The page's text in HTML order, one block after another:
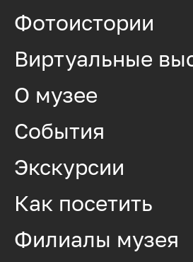
Фотоистории
Виртуальные
О музее
События
Экскурсии
Как посетить
Филиалы музея